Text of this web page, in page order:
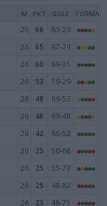
M PKT GOLE FORMA
26 66
83-23
26 65
87-24
26 60
89-31
26 53
79-29
26 48
69-53
26 46
69-48
26 42
66-52
26 25
50-66
26 25
55-73
26 25
48-82
26 23
48-75